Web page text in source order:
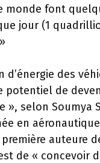
monde font
jour (1
d’énergie des
potentiel de
», selon Soumya
en
auteure
de « concevoir